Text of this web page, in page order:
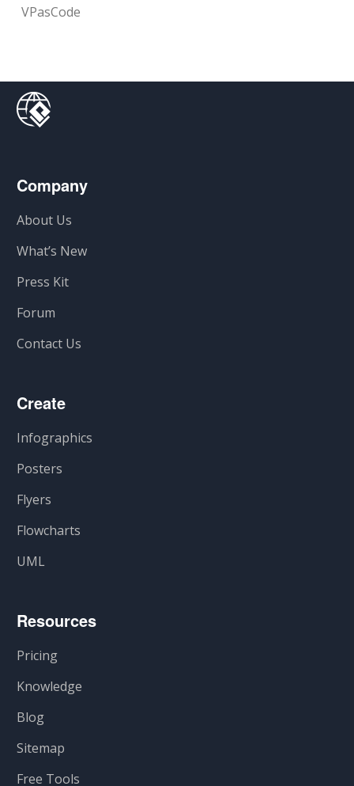
VPasCode
Company
About Us
What’s New
Press Kit
Forum
Contact Us
Create
Infographics
Posters
Flyers
Flowcharts
UML
Resources
Pricing
Knowledge
Blog
Sitemap
Free Tools